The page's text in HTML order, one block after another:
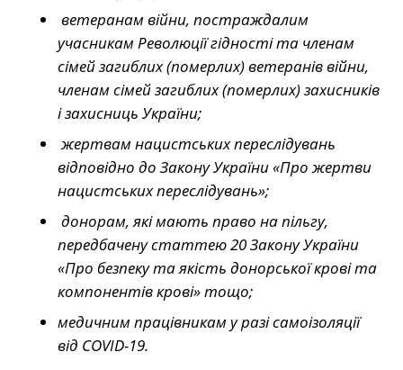
ветеранам війни, постраждалим
учасникам Революції гідності та членам
сімей загиблих (померлих) ветеранів війни,
членам сімей загиблих (померлих) захисників
і захисниць України;
жертвам нацистських переслідувань
відповідно до Закону України «Про жертви
нацистських переслідувань»;
донорам, які мають право на пільгу,
передбачену статтею 20 Закону України
«Про безпеку та якість донорської крові та
компонентів крові» тощо;
медичним працівникам у разі самоізоляції
від COVID-19.